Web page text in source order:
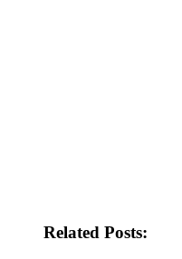
Related Posts: